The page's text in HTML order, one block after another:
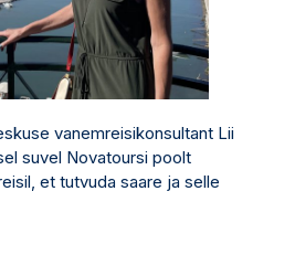
vanemreisikonsultant Lii
suvel Novatoursi poolt
et tutvuda saare ja selle